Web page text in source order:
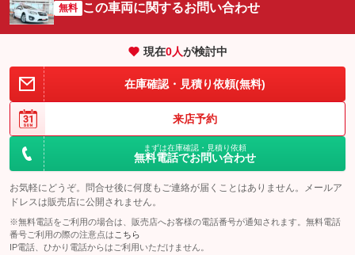
無料 この車両に関するお問い合わせ
現在0人が検討中
在庫確認・見積り依頼(無料)
来店予約
まずは在庫確認・見積り依頼
無料電話でお問い合わせ
お気軽にどうぞ。問合せ後に何度もご連絡が届くことはありません。メールア
ドレスは販売店に公開されません。
※無料電話をご利用の場合は、販売店へお客様の電話番号が通知されます。無料電話
番号ご利用の際の注意点は こちら
IP電話、ひかり電話からはご利用いただけません。